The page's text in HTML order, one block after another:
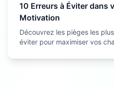
10 Erreurs à Éviter dans
Motivation
Découvrez les pièges les
éviter pour maximiser vos